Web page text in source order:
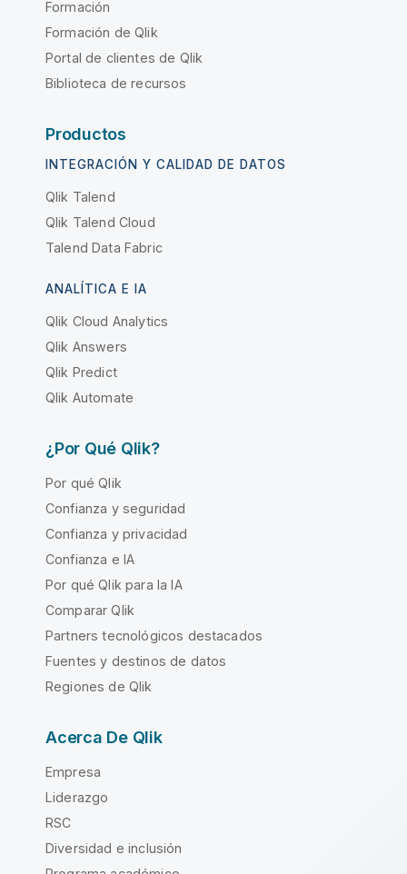
Formación
Formación de Qlik
Portal de clientes de Qlik
Biblioteca de recursos
Productos
INTEGRACIÓN Y CALIDAD DE DATOS
Qlik Talend
Qlik Talend Cloud
Talend Data Fabric
ANALÍTICA E IA
Qlik Cloud Analytics
Qlik Answers
Qlik Predict
Qlik Automate
¿Por Qué Qlik?
Por qué Qlik
Confianza y seguridad
Confianza y privacidad
Confianza e IA
Por qué Qlik para la IA
Comparar Qlik
Partners tecnológicos destacados
Fuentes y destinos de datos
Regiones de Qlik
Acerca De Qlik
Empresa
Liderazgo
RSC
Diversidad e inclusión